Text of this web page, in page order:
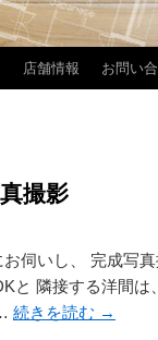
店舗情報 お問い
撮影
伺いし、 完成写
と 隣接する洋間は
続きを読む →